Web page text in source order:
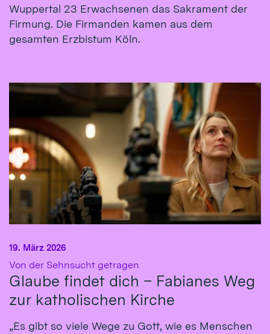
Wuppertal 23 Erwachsenen das Sakrament der
Firmung. Die Firmanden kamen aus dem
gesamten Erzbistum Köln.
Von der Sehnsucht getragen
Glaube findet dich – Fabianes Weg
zur katholischen Kirche
19. März 2026
„Es gibt so viele Wege zu Gott, wie es Menschen